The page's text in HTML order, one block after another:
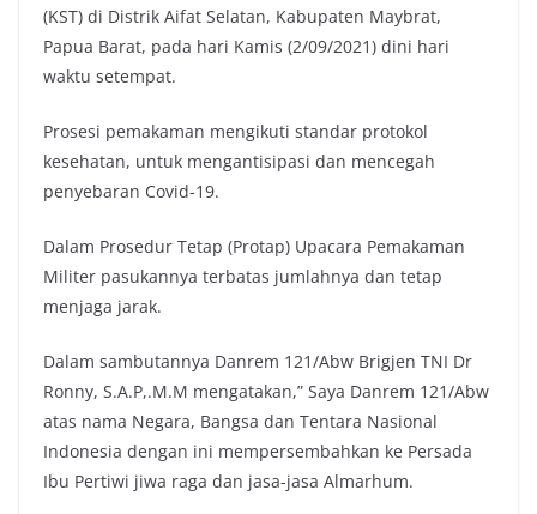
(KST) di Distrik Aifat Selatan, Kabupaten Maybrat,
Papua Barat, pada hari Kamis (2/09/2021) dini hari
waktu setempat.
Prosesi pemakaman mengikuti standar protokol
kesehatan, untuk mengantisipasi dan mencegah
penyebaran Covid-19.
Dalam Prosedur Tetap (Protap) Upacara Pemakaman
Militer pasukannya terbatas jumlahnya dan tetap
menjaga jarak.
Dalam sambutannya Danrem 121/Abw Brigjen TNI Dr
Ronny, S.A.P,.M.M mengatakan,” Saya Danrem 121/Abw
atas nama Negara, Bangsa dan Tentara Nasional
Indonesia dengan ini mempersembahkan ke Persada
Ibu Pertiwi jiwa raga dan jasa-jasa Almarhum.